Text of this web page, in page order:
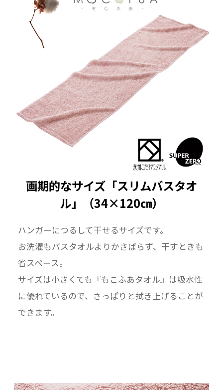
画期的なサイズ「スリムバスタオ
ル」（34×120㎝）
ハンガーにつるして干せるサイズです。
お洗濯もバスタオルよりかさばらず、干すときも
省スペース。
サイズは小さくても『もこふあタオル』は吸水性
に優れているので、さっぱりと拭き上げることが
できます。